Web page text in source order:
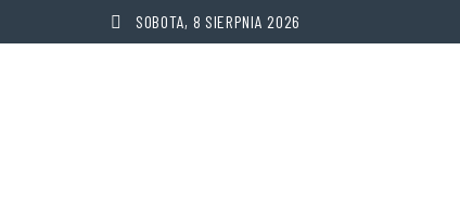
SOBOTA, 8 SIERPNIA 2026